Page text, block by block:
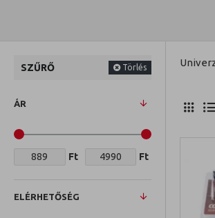
SZŰRŐ Törlés
ÁR
Ft Ft
ELÉRHETŐSÉG